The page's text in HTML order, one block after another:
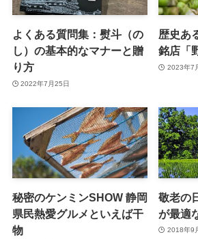
よくある質問集：熨斗（の
し）の基本的なマナーと贈
り方
2022年7月25日
歴史あ
銘店「
2023年7
秘密のケンミンSHOW 静岡
県民熱愛グルメといえば干
物
敬老の
が最適
2018年9